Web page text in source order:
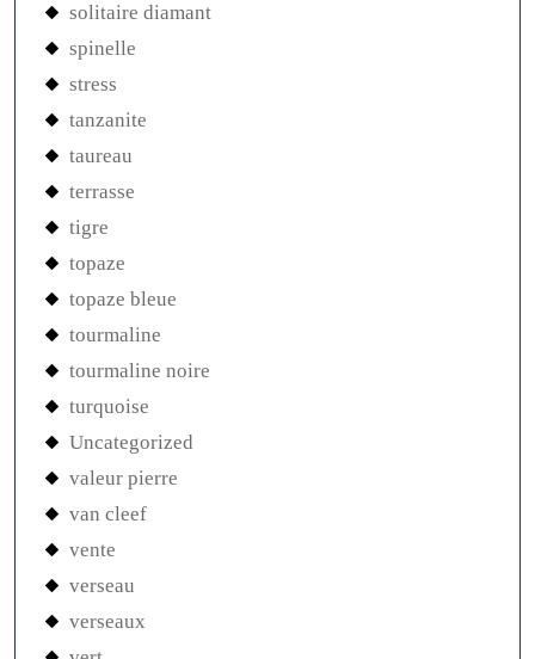
solitaire diamant
spinelle
stress
tanzanite
taureau
terrasse
tigre
topaze
topaze bleue
tourmaline
tourmaline noire
turquoise
Uncategorized
valeur pierre
van cleef
vente
verseau
verseaux